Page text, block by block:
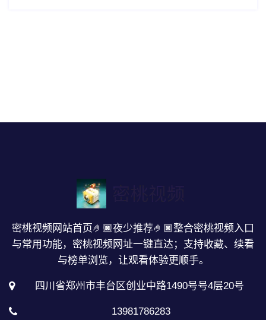
密桃视频网站首页🤌🏿夜少推荐🤌🏿整合密桃视频入口
与常用功能，密桃视频网址一键直达；支持收藏、续看
与榜单浏览，让观看体验更顺手。
四川省郑州市丰台区创业中路1490号号4层20号
13981786283